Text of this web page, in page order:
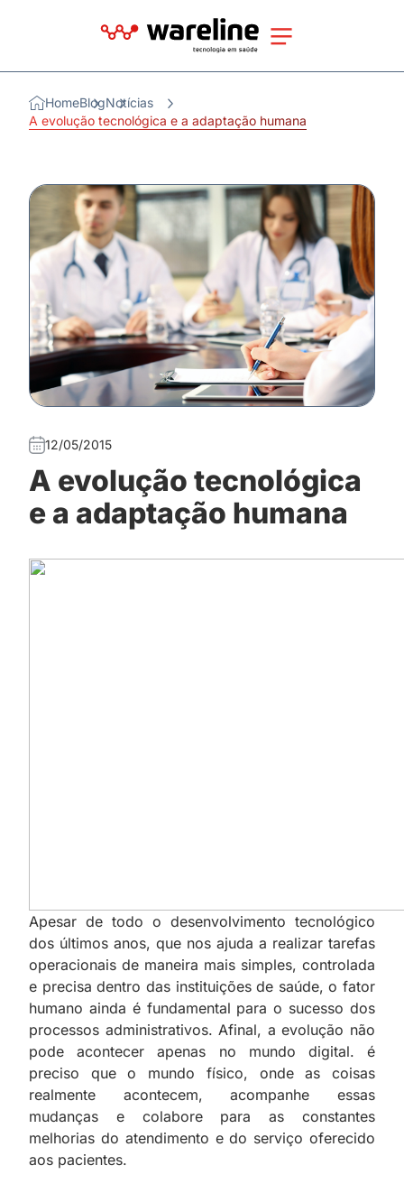
HomeBlogNotícias
A evolução tecnológica e a adaptação humana
12/05/2015
A evolução tecnológica
e a adaptação humana
Apesar de todo o desenvolvimento tecnológico
dos últimos anos, que nos ajuda a realizar tarefas
operacionais de maneira mais simples, controlada
e precisa dentro das instituições de saúde, o fator
humano ainda é fundamental para o sucesso dos
processos administrativos. Afinal, a evolução não
pode acontecer apenas no mundo digital. é
preciso que o mundo físico, onde as coisas
realmente acontecem, acompanhe essas
mudanças e colabore para as constantes
melhorias do atendimento e do serviço oferecido
aos pacientes.